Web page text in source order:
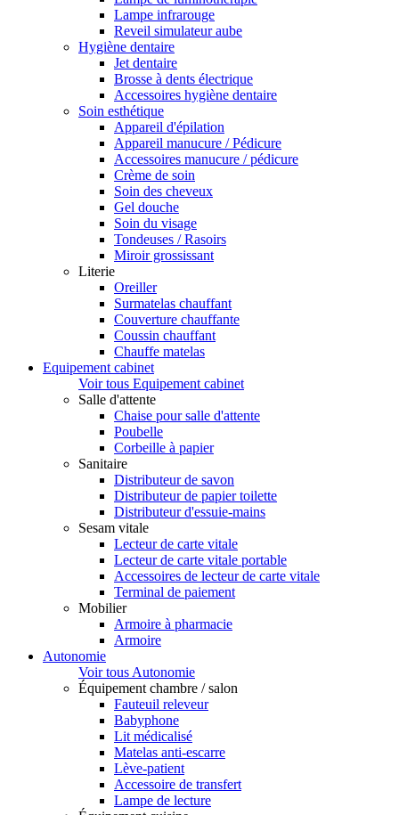
Lampe infrarouge
Reveil simulateur aube
Hygiène dentaire
Jet dentaire
Brosse à dents électrique
Accessoires hygiène dentaire
Soin esthétique
Appareil d'épilation
Appareil manucure / Pédicure
Accessoires manucure / pédicure
Crème de soin
Soin des cheveux
Gel douche
Soin du visage
Tondeuses / Rasoirs
Miroir grossissant
Literie
Oreiller
Surmatelas chauffant
Couverture chauffante
Coussin chauffant
Chauffe matelas
Equipement cabinet
Voir tous Equipement cabinet
Salle d'attente
Chaise pour salle d'attente
Poubelle
Corbeille à papier
Sanitaire
Distributeur de savon
Distributeur de papier toilette
Distributeur d'essuie-mains
Sesam vitale
Lecteur de carte vitale
Lecteur de carte vitale portable
Accessoires de lecteur de carte vitale
Terminal de paiement
Mobilier
Armoire à pharmacie
Armoire
Autonomie
Voir tous Autonomie
Équipement chambre / salon
Fauteuil releveur
Babyphone
Lit médicalisé
Matelas anti-escarre
Lève-patient
Accessoire de transfert
Lampe de lecture